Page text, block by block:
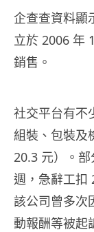
企查查資料顯
立於 2006 年
銷售。
社交平台有不
組裝、包裝及
20.3 元）。
週，急辭工扣
該公司曾多次
動報酬等被起